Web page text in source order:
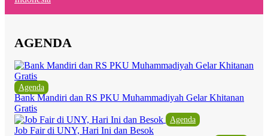
AGENDA
Agenda
Bank Mandiri dan RS PKU Muhammadiyah Gelar Khitanan
Gratis
Agenda
Job Fair di UNY, Hari Ini dan Besok